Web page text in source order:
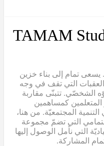
TAMAM
تمام إلى بناء خزين
التي تقف في وجه
الشخصّي. تتبنّى مقاربة
المتعلمين كمساهمين
المجتمعيّة. من هنا،
التي تضمّ مجموعة
التي نأمل الوصول إليها
المشاركة.